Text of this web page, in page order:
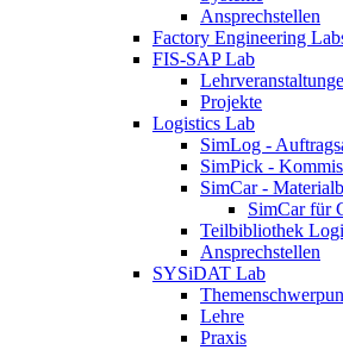
Ansprechstellen
Factory Engineering
FIS-SAP Lab
Projekte
Logistics Lab
SimLog -
SimPick -
SimCar -
SimCar für
Teilbibliothek
Ansprechstellen
SYSiDAT Lab
Lehre
Praxis